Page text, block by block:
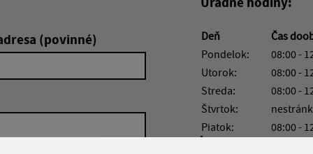
(povinné) Deň Čas
Pondelok:
08:00 -
Utorok:
08:00 -
Streda:
08:00 -
Štvrtok:
Piatok:
08:00 -